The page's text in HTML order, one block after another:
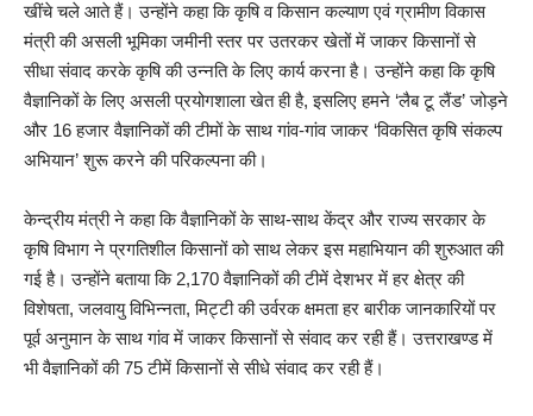
खींचे चले आते हैं। उन्होंने कहा कि कृषि व किसान कल्याण एवं ग्रामीण विकास
मंत्री की असली भूमिका जमीनी स्तर पर उतरकर खेतों में जाकर किसानों से
सीधा संवाद करके कृषि की उन्नति के लिए कार्य करना है। उन्होंने कहा कि कृषि
वैज्ञानिकों के लिए असली प्रयोगशाला खेत ही है, इसलिए हमने ‘लैब टू लैंड’ जोड़ने
और 16 हजार वैज्ञानिकों की टीमों के साथ गांव-गांव जाकर ‘विकसित कृषि संकल्प
अभियान’ शुरू करने की परिकल्पना की।
केन्द्रीय मंत्री ने कहा कि वैज्ञानिकों के साथ-साथ केंद्र और राज्य सरकार के
कृषि विभाग ने प्रगतिशील किसानों को साथ लेकर इस महाभियान की शुरुआत की
गई है। उन्होंने बताया कि 2,170 वैज्ञानिकों की टीमें देशभर में हर क्षेत्र की
विशेषता, जलवायु विभिन्नता, मिट्टी की उर्वरक क्षमता हर बारीक जानकारियों पर
पूर्व अनुमान के साथ गांव में जाकर किसानों से संवाद कर रही हैं। उत्तराखण्ड में
भी वैज्ञानिकों की 75 टीमें किसानों से सीधे संवाद कर रही हैं।